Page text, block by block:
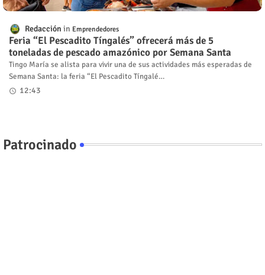
Redacción Emprendedores
Feria “El Pescadito Tíngalés” ofrecerá más de 5
toneladas de pescado amazónico por Semana Santa
Tingo María se alista para vivir una de sus actividades más esperadas de
Semana Santa: la feria “El Pescadito Tíngalé…
12:43
Patrocinado